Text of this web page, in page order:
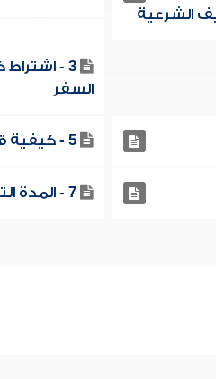
3 -
السفر
5 - كيفية قضاء المسافر للفوائت
7 - المدة التي يقصر فيها المسافر